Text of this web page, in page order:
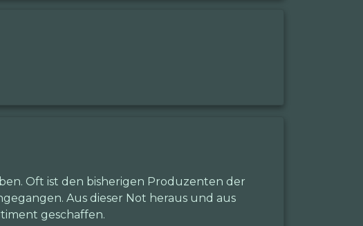
Oft ist den bisherigen Produzenten der
Aus dieser Not heraus und aus
geschaffen.